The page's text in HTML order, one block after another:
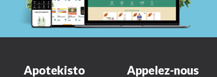
Apotekisto Appelez-nous